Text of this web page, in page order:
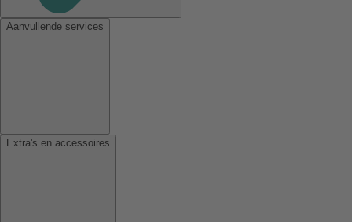
Aanvullende services
Extra's en accessoires